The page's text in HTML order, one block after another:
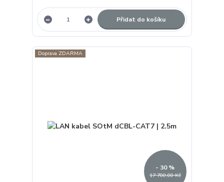
Přidat do košíku
Doprava ZDARMA
17 700,00 Kč
- 30 %